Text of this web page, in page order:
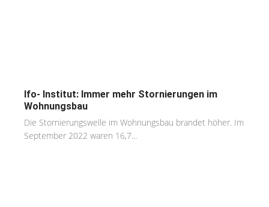
Ifo- Institut: Immer mehr Stornierungen im
Wohnungsbau
Die Stornierungswelle im Wohnungsbau brandet höher. Im
September 2022 waren 16,7...